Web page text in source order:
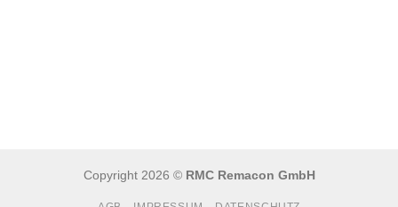
Copyright 2026 © RMC Remacon GmbH